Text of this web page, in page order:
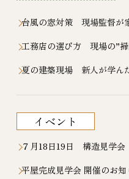
台風の窓対策 現場監督が
工務店の選び方 現場の”掃
夏の建築現場 新人が学ん
イベント
７月18日19日 構造見学会
平屋完成見学会 開催のお知